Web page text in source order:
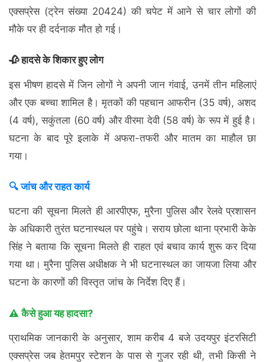
एक्सप्रेस (ट्रेन संख्या 20424) की चपेट में आने से चार लोगों की
मौके पर ही दर्दनाक मौत हो गई।
🥀 हादसे के शिकार हुए लोग
इस भीषण हादसे में जिन लोगों ने अपनी जान गंवाई, उनमें तीन महिलाएं
और एक बच्चा शामिल है। मृतकों की पहचान आफरीन (35 वर्ष), अशद
(4 वर्ष), सकुंतला (60 वर्ष) और वीरमा देवी (58 वर्ष) के रूप में हुई है।
घटना के बाद पूरे इलाके में अफरा-तफरी और मातम का माहौल छा
गया।
🔍 जांच और राहत कार्य
घटना की सूचना मिलते ही आरपीएफ, मुरैना पुलिस और रेलवे प्रशासन
के अधिकारी तुरंत घटनास्थल पर पहुंचे। सराय छोला थाना प्रभारी केके
सिंह ने बताया कि सूचना मिलते ही राहत एवं बचाव कार्य शुरू कर दिया
गया था। मुरैना पुलिस अधीक्षक ने भी घटनास्थल का जायजा लिया और
घटना के कारणों की विस्तृत जांच के निर्देश दिए हैं।
⚠️ कैसे हुआ यह हादसा?
प्राथमिक जानकारी के अनुसार, शाम करीब 4 बजे उदयपुर इंटरसिटी
एक्सप्रेस जब हेतमपुर स्टेशन के पास से गुजर रही थी, तभी किसी ने